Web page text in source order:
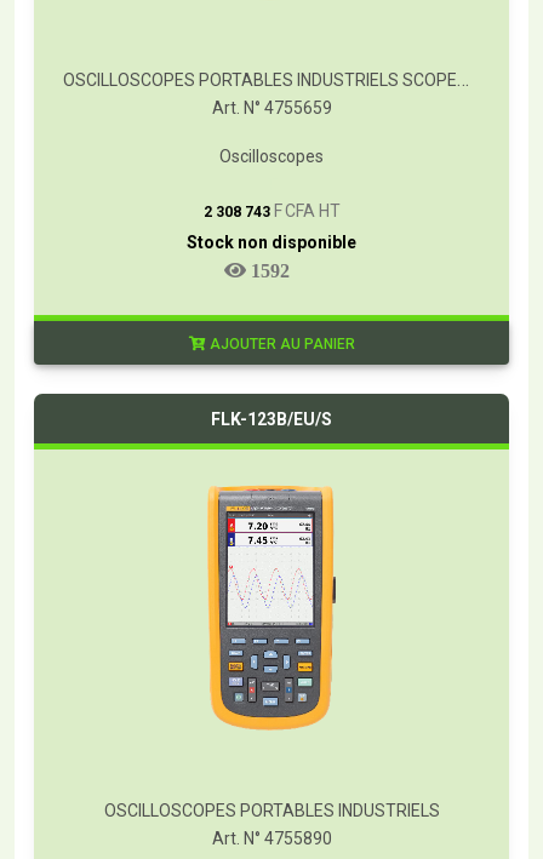
OSCILLOSCOPES PORTABLES INDUSTRIELS SCOPEMETER® FLUKE SÉRIE 123B
Art. N° 4755659
Oscilloscopes
2 308 743 F CFA HT
Stock non disponible
1592
AJOUTER AU PANIER
FLK-123B/EU/S
OSCILLOSCOPES PORTABLES INDUSTRIELS
Art. N° 4755890